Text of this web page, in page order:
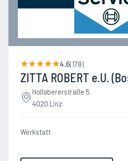
4.6(178)
ZITTA ROBERT e.U.
Hollabererstraße 5
4020 Linz
Werkstatt